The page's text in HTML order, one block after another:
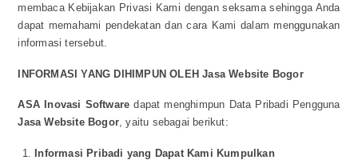
membaca Kebijakan Privasi Kami dengan seksama sehingga Anda
dapat memahami pendekatan dan cara Kami dalam menggunakan
informasi tersebut.
INFORMASI YANG DIHIMPUN OLEHJasa Website Bogor
ASA Inovasi Software dapat menghimpun Data Pribadi Pengguna
Jasa Website Bogor, yaitu sebagai berikut:
Informasi Pribadi yang Dapat Kami Kumpulkan